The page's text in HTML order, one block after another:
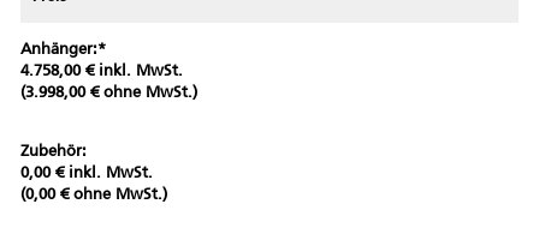
Anhänger:*
4.758,00 € inkl. MwSt.
(3.998,00 € ohne MwSt.)
Zubehör:
0,00 € inkl. MwSt.
(0,00 € ohne MwSt.)